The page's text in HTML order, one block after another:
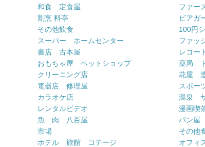
和食 定食屋
ファー
割烹 料亭
ビアガ
その他飲食
100円
スーパー ホームセンター
ファッ
書店 古本屋
レコー
おもちゃ屋 ペットショップ
薬局
クリーニング店
花屋
電器店 修理屋
スポー
カラオケ店
温泉
レンタルビデオ
漫画喫
魚 肉 八百屋
パン屋
市場
その他
ホテル 旅館 コテージ
オフィ